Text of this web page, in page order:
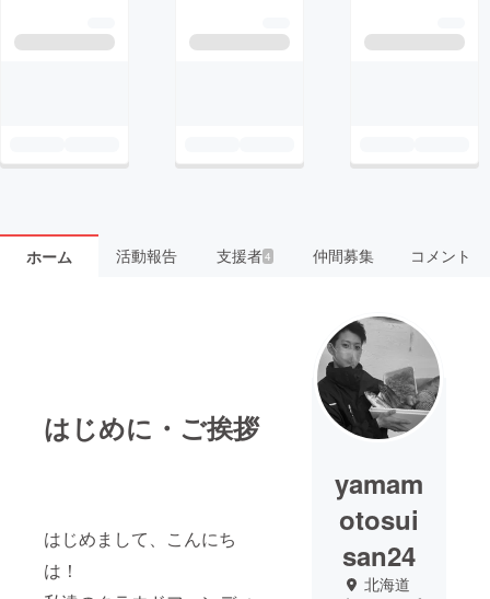
ホーム 活動報告 支援者4 仲間募集 コメント
はじめに・ご挨拶
はじめまして、こんにち
は！
yamam
otosui
san24
北海道